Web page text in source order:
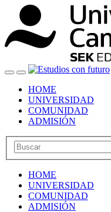
HOME
UNIVERSIDAD
COMUNIDAD
ADMISIÓN
HOME
UNIVERSIDAD
COMUNIDAD
ADMISIÓN